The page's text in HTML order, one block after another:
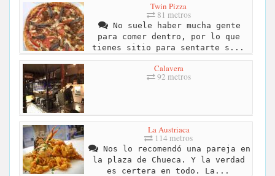
Twin Pizza
81 metros
No suele haber mucha gente
para comer dentro, por lo que
tienes sitio para sentarte s...
Calavera
92 metros
La Austriaca
114 metros
Nos lo recomendó una pareja en
la plaza de Chueca. Y la verdad
es certera en todo. La...